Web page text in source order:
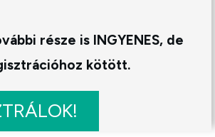
része is INGYENES, de
kötött.